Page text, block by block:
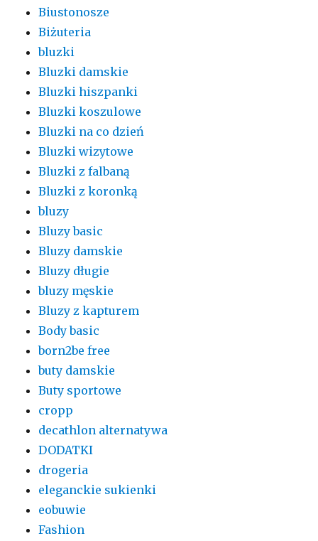
Biustonosze
Biżuteria
bluzki
Bluzki damskie
Bluzki hiszpanki
Bluzki koszulowe
Bluzki na co dzień
Bluzki wizytowe
Bluzki z falbaną
Bluzki z koronką
bluzy
Bluzy basic
Bluzy damskie
Bluzy długie
bluzy męskie
Bluzy z kapturem
Body basic
born2be free
buty damskie
Buty sportowe
cropp
decathlon alternatywa
DODATKI
drogeria
eleganckie sukienki
eobuwie
Fashion